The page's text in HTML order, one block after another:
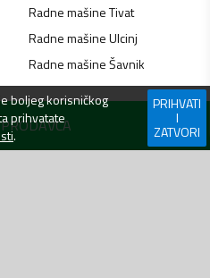
Radne mašineTivat
Radne mašineUlcinj
Radne mašineŠavnik
boljeg korisničkog
prihvatate
.
PRIHVATI
I
ZATVORI